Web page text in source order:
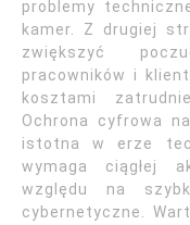
problemy
kamer. Z drugiej
zwiększyć
pracowników i
kosztami
Ochrona cyfrowa
istotna w erze
wymaga ciągłej
względu na
cybernetyczne.